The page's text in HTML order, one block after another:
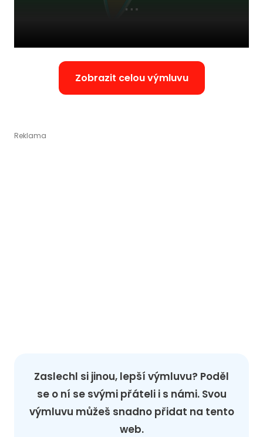
Zobrazit celou výmluvu
Zaslechl si jinou, lepší výmluvu? Poděl
se o ní se svými přáteli i s námi. Svou
výmluvu můžeš snadno přidat na tento
web.